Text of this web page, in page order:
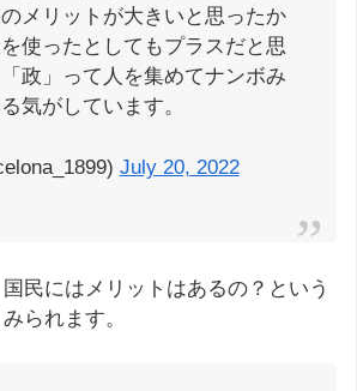
メリットが大きいと思ったか
使ったとしてもプラスだと思
政」って人を集めてナンボみ
気がしています。
July 20, 2022
民にはメリットはあるの？という
られます。